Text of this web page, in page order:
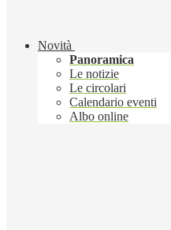
Novità
Panoramica
Le notizie
Le circolari
Calendario eventi
Albo online